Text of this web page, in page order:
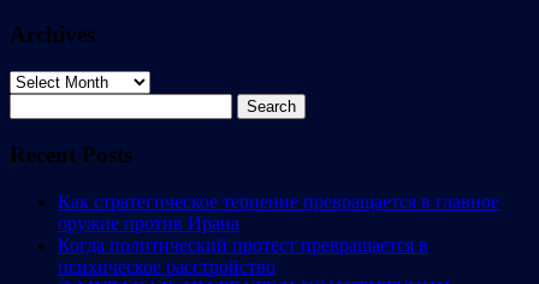
Archives
Archives
for:
Recent Posts
Как стратегическое терпение превращается в главное
оружие против Ирана
Когда политический протест превращается в
психическое расстройство